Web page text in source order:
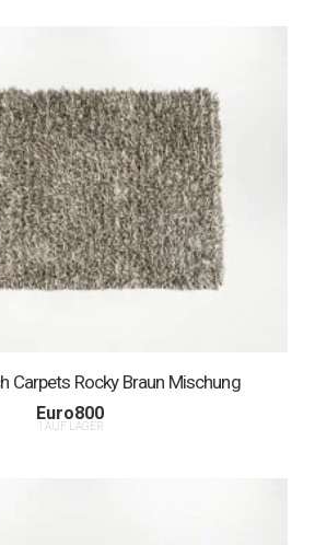
Carpets Rocky Braun Mischung
Euro800
1 AUF LAGER